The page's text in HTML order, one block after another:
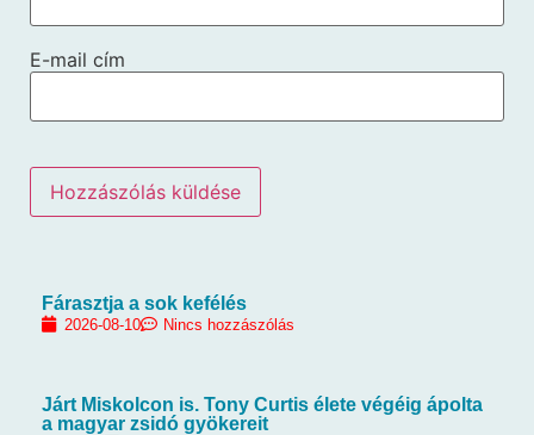
E-mail cím
Fárasztja a sok kefélés
2026-08-10 Nincs hozzászólás
Járt Miskolcon is. Tony Curtis élete végéig ápolta
a magyar zsidó gyökereit